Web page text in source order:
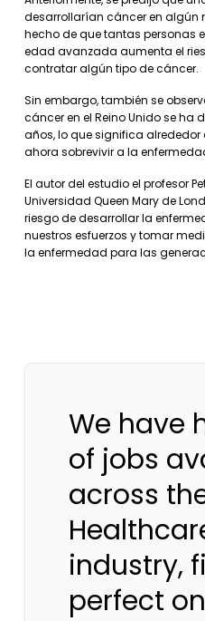
desarrollarían cáncer en algún
hecho de que tantas personas
edad avanzada aumenta el
contratar algún tipo de cáncer.
Sin embargo, también se
cáncer en el Reino Unido se ha
años, lo que significa
ahora sobrevivir a la
El autor del estudio el profesor
Universidad Queen Mary de
riesgo de desarrollar la
nuestros esfuerzos y tomar
la enfermedad para las
We have
of jobs
across
industry,
perfect